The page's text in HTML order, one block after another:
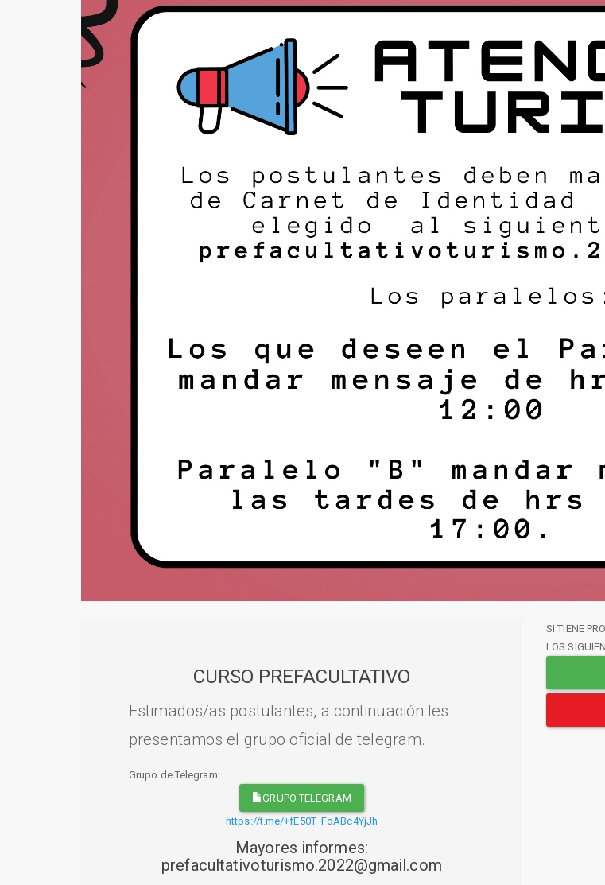
CURSO PREFACULTATIVO
Estimados/as postulantes, a continuación les
presentamos el grupo oficial de telegram.
Grupo de Telegram:
GRUPO TELEGRAM
https://t.me/+fE50T_FoABc4YjJh
Mayores informes:
prefacultativoturismo.2022@gmail.com
SI TIENE
LOS